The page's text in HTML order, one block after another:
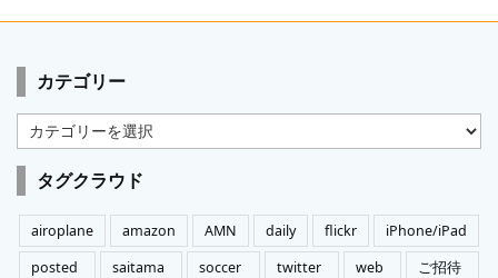
カテゴリー
テ
ゴ
ー
タグクラウド
airoplane amazon AMN daily flickr
iPhone/iPad
posted
saitama soccer twitter web
ご招待